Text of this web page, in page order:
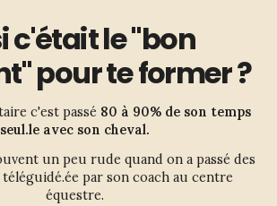
c'était le "bon
pour te former ?
c'est passé 80 à 90% de son temps
seul.le avec son cheval.
un peu rude quand on a passé des
téléguidé.ée par son coach au centre
équestre.